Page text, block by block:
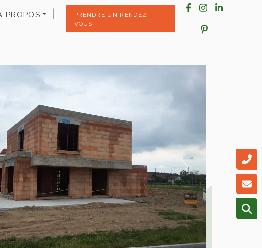
PROPOS
PRENDRE UN RENDEZ-
VOUS
Next